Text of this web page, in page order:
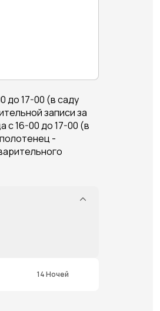
до 17-00 (в саду
записи за
с 16-00 до 17-00 (в
-
14 Ночей